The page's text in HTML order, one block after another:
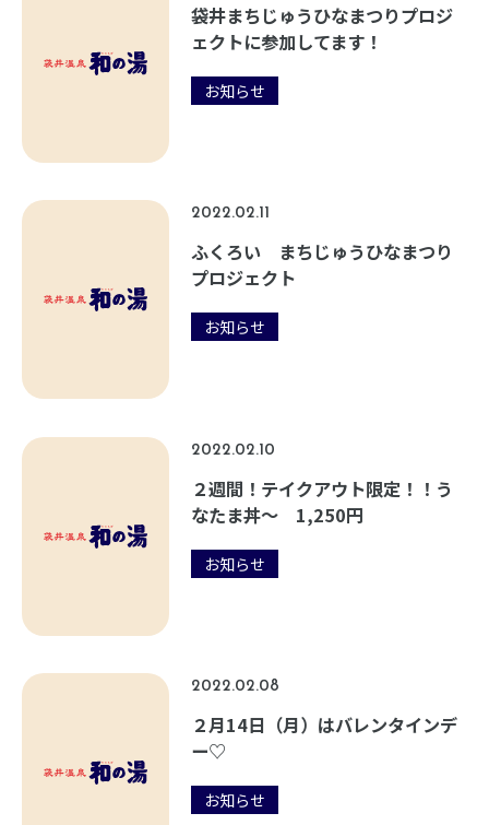
袋井まちじゅうひなまつりプロジ
ェクトに参加してます！
お知らせ
2022.02.11
ふくろい まちじゅうひなまつり
プロジェクト
お知らせ
2022.02.10
２週間！テイクアウト限定！！う
なたま丼〜 1,250円
お知らせ
2022.02.08
２月14日（月）はバレンタインデ
ー♡
お知らせ